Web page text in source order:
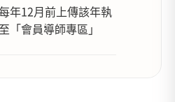
年12月前上傳該年執
「會員導師專區」